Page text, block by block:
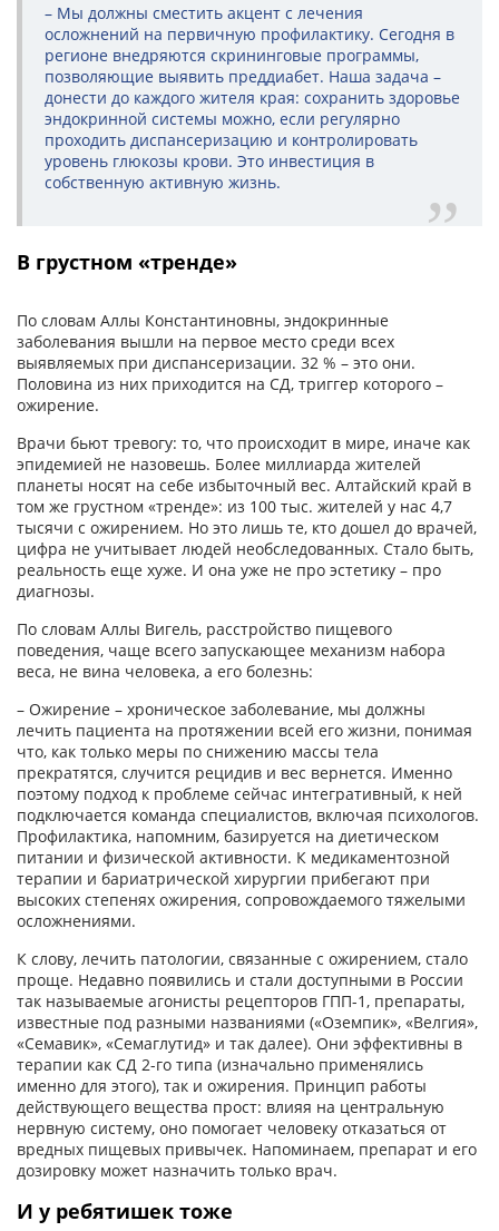
– Мы должны сместить акцент с лечения
осложнений на первичную профилактику. Сегодня в
регионе внедряются скрининговые программы,
позволяющие выявить преддиабет. Наша задача –
донести до каждого жителя края: сохранить здоровье
эндокринной системы можно, если регулярно
проходить диспансеризацию и контролировать
уровень глюкозы крови. Это инвестиция в
собственную активную жизнь.
В грустном «тренде»
По словам Аллы Константиновны, эндокринные
заболевания вышли на первое место среди всех
выявляемых при диспансеризации. 32 % – это они.
Половина из них приходится на СД, триггер которого –
ожирение.
Врачи бьют тревогу: то, что происходит в мире, иначе как
эпидемией не назовешь. Более миллиарда жителей
планеты носят на себе избыточный вес. Алтайский край в
том же грустном «тренде»: из 100 тыс. жителей у нас 4,7
тысячи с ожирением. Но это лишь те, кто дошел до врачей,
цифра не учитывает людей необследованных. Стало быть,
реальность еще хуже. И она уже не про эстетику – про
диагнозы.
По словам Аллы Вигель, расстройство пищевого
поведения, чаще всего запускающее механизм набора
веса, не вина человека, а его болезнь:
– Ожирение – хроническое заболевание, мы должны
лечить пациента на протяжении всей его жизни, понимая
что, как только меры по снижению массы тела
прекратятся, случится рецидив и вес вернется. Именно
поэтому подход к проблеме сейчас интегративный, к ней
подключается команда специалистов, включая психологов.
Профилактика, напомним, базируется на диетическом
питании и физической активности. К медикаментозной
терапии и бариатрической хирургии прибегают при
высоких степенях ожирения, сопровождаемого тяжелыми
осложнениями.
К слову, лечить патологии, связанные с ожирением, стало
проще. Недавно появились и стали доступными в России
так называемые агонисты рецепторов ГПП-1, препараты,
известные под разными названиями («Оземпик», «Велгия»,
«Семавик», «Семаглутид» и так далее). Они эффективны в
терапии как СД 2-го типа (изначально применялись
именно для этого), так и ожирения. Принцип работы
действующего вещества прост: влияя на центральную
нервную систему, оно помогает человеку отказаться от
вредных пищевых привычек. Напоминаем, препарат и его
дозировку может назначить только врач.
И у ребятишек тоже